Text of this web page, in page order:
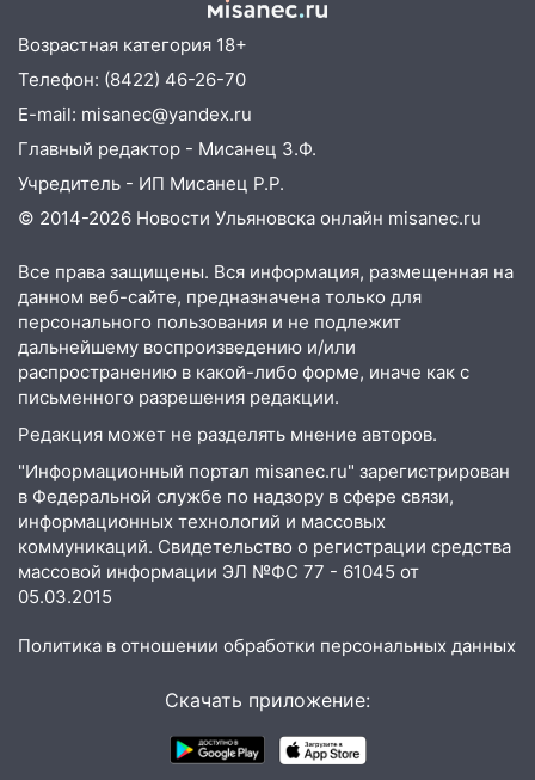
09:28 Дети на дорогах: пострадали
велосипедисты, мотоциклисты и
пешеходы. Обзор крупных аварий в
Ульяновской области
08:30 Поджог со свечой, 16 сгоревших
домов и выстрел за водку
07:50 Какая погоды будет днем 8
августа
06:45 Императорский мост в
Ульяновске останется закрытым до
утра 10 августа
05:18
Судьба готовит сюрприз: гороскоп
на 8 августа — кому повезет с
деньгами, а кого ждет неожиданная
встреча
04:47 В Ульяновской области объявили
ракетную опасность: звучат сирены
20:40
Ульяновские аграрии смогут
В следственном управлении
Возрастная категория 18+
Телефон: (8422) 46-26-70
E-mail: misanec@yandex.ru
Главный редактор - Мисанец З.Ф.
Учредитель - ИП Мисанец Р.Р.
© 2014-2026 Новости Ульяновска онлайн misanec.ru
Все права защищены. Вся информация, размещенная на
данном веб-сайте, предназначена только для
персонального пользования и не подлежит
дальнейшему воспроизведению и/или
распространению в какой-либо форме, иначе как с
письменного разрешения редакции.
Редакция может не разделять мнение авторов.
"Информационный портал misanec.ru" зарегистрирован
в Федеральной службе по надзору в сфере связи,
информационных технологий и массовых
коммуникаций. Свидетельство о регистрации средства
массовой информации ЭЛ №ФС 77 - 61045 от
05.03.2015
Политика в отношении обработки персональных данных
Скачать приложение: